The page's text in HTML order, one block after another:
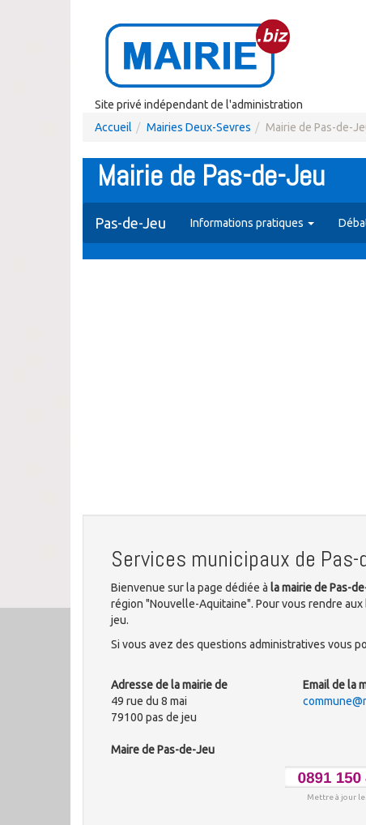
Site privé indépendant de l'administration
Accueil
Mairies Deux-Sevres Mairie de Pas-de-
Mairie de Pas-de-Jeu
Pas-de-Jeu Informations pratiques
Services municipaux de Pas-
Bienvenue sur la page dédiée à la mairie de Pas-
région "Nouvelle-Aquitaine". Pour vous rendre
jeu.
Si vous avez des questions administratives vous
Adresse de la mairie de
49 rue du 8 mai
79100 pas de jeu
Maire de Pas-de-Jeu
Email de la
Mettre à jour